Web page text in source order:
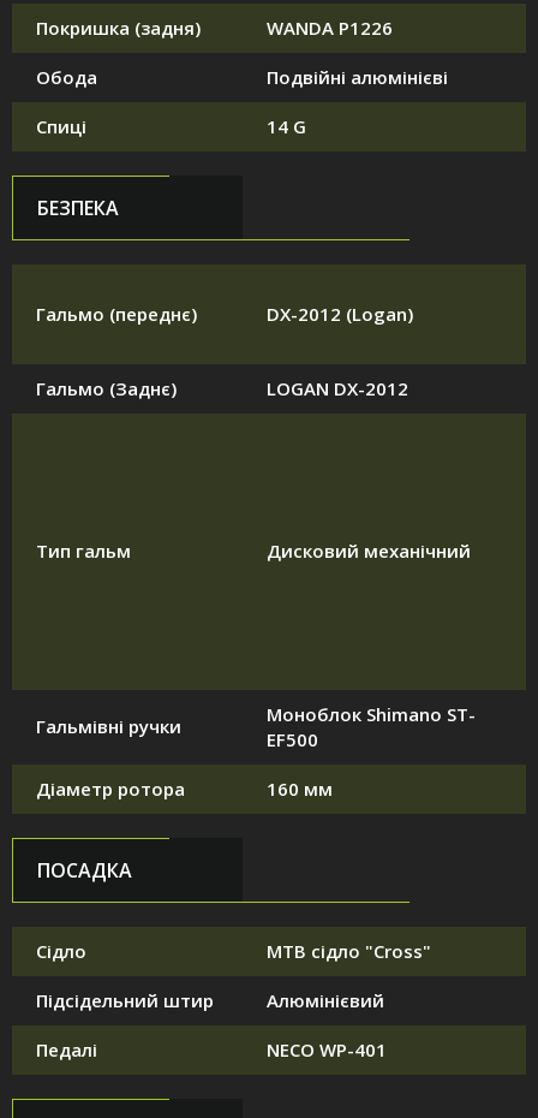
Покришка (задня) WANDA P1226
Обода Подвійні алюмінієві
Спиці 14 G
БЕЗПЕКА
Гальмо (переднє) DX-2012 (Logan)
Гальмо (Заднє) LOGAN DX-2012
Тип гальм Дисковий механічний
Гальмівні ручки
Моноблок Shimano ST-
EF500
Діаметр ротора 160 мм
ПОСАДКА
Сідло MTB сідло "Cross"
Підсідельний штир Алюмінієвий
Педалі NECO WP-401